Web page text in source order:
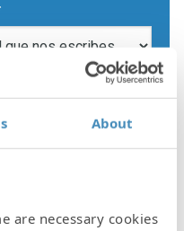
About
are necessary cookies
la instalación de